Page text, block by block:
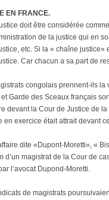
EN FRANCE.
doit être considérée
de la justice qui en
etc. Si la « chaîne justice»
Car chacun a sa part de
congolais prennent-ils
Garde des Sceaux français
devant la Cour de Justice de
en exercice était attrait devant
dite «Dupont-Moretti», «
d’un magistrat de la Cour de
l’avocat Dupond-Moretti.
de magistrats